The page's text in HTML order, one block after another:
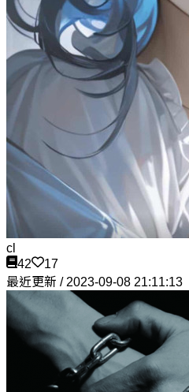
cl
42
17
最近更新 / 2023-09-08 21:11:13